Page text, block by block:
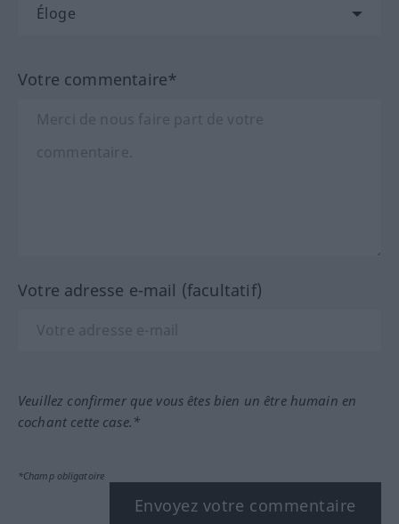
Votre commentaire*
Votre adresse e-mail (facultatif)
Veuillez confirmer que vous êtes bien un être humain en
cochant cette case.*
*Champ obligatoire
Envoyez votre commentaire